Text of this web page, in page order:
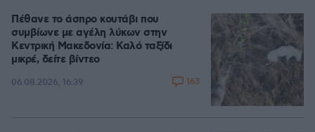
Πέθανε το άσπρο κουτάβι που
συμβίωνε με αγέλη λύκων στην
Κεντρική Μακεδονία: Καλό ταξίδι
μικρέ, δείτε βίντεο
06.08.2026, 16:39 163